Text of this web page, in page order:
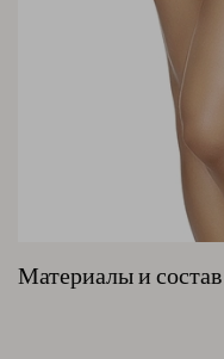
Материалы и состав